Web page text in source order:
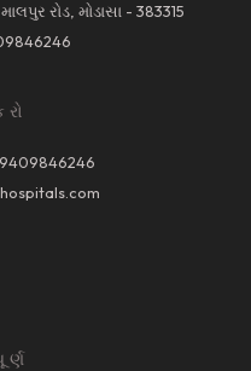
રોડ, મોડાસા - 383315
9409846246